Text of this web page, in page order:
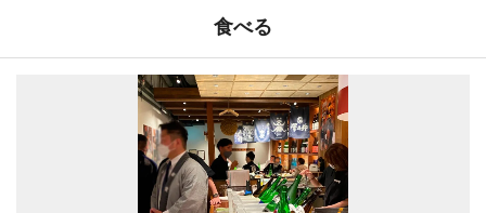
食べる